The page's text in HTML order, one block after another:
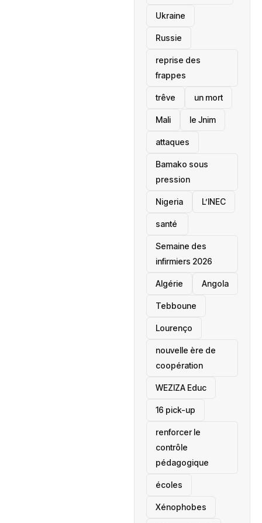
Ukraine
Russie
reprise des
frappes
trêve un mort
Mali le Jnim
attaques
Bamako sous
pression
‎Nigeria L’INEC
santé ‎
Semaine des
infirmiers 2026
‎Algérie Angola
Tebboune
Lourenço
nouvelle ère de
coopération
‎WEZIZA Educ
16 pick-up
renforcer le
contrôle
pédagogique
écoles
‎Xénophobes